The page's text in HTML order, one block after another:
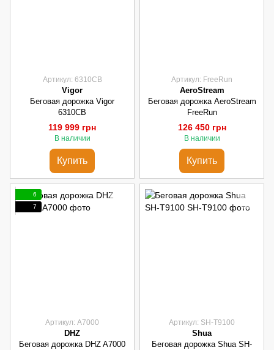
Артикул: 6310СВ
Vigor
Беговая дорожка Vigor
6310СВ
119 999 грн
В наличии
Купить
Артикул: FreeRun
AeroStream
Беговая дорожка AeroStream
FreeRun
126 450 грн
В наличии
Купить
6
7
Артикул: A7000
DHZ
Беговая дорожка DHZ A7000
Артикул: SH-T9100
Shua
Беговая дорожка Shua SH-